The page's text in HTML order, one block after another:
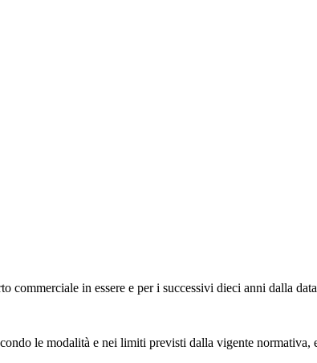
in essere e per i successivi dieci anni dalla
le modalità e nei limiti previsti dalla vigente normativa,